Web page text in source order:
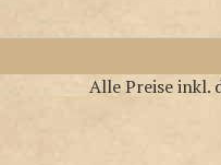
Alle Preise inkl.